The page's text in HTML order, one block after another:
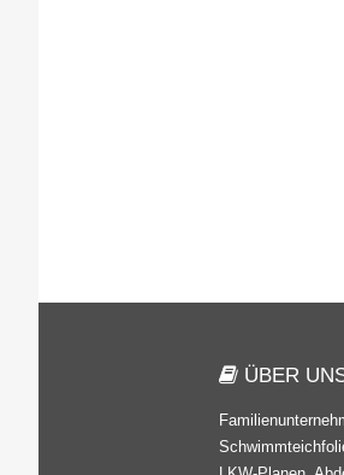
ÜBER